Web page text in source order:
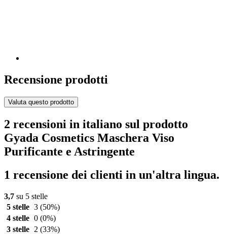
Recensione prodotti
Valuta questo prodotto
2 recensioni in italiano sul prodotto
Gyada Cosmetics Maschera Viso
Purificante e Astringente
1 recensione dei clienti in un'altra lingua.
3,7 su 5 stelle
5 stelle 3 (50%)
4 stelle 0 (0%)
3 stelle
2 (33%)